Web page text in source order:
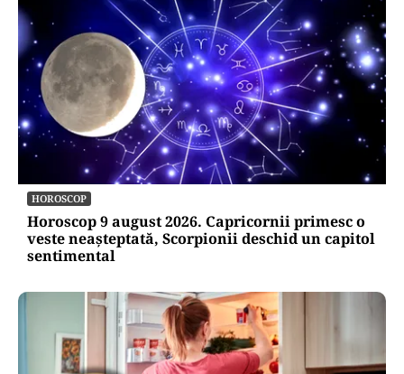
HOROSCOP
Horoscop 9 august 2026. Capricornii primesc o
veste neașteptată, Scorpionii deschid un capitol
sentimental